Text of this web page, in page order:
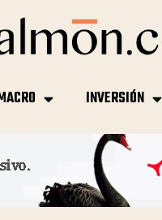
INVERSIÓN